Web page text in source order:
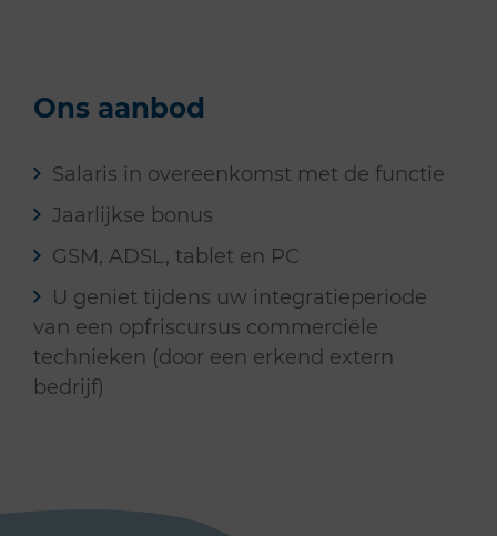
Ons aanbod
Salaris in overeenkomst met de functie
Jaarlijkse bonus
GSM, ADSL, tablet en PC
U geniet tijdens uw integratieperiode
van een opfriscursus commerciële
technieken (door een erkend extern
bedrijf)